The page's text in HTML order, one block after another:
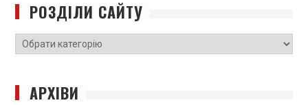
РОЗДІЛИ САЙТУ
РОЗДІЛИ
САЙТУ
АРХІВИ